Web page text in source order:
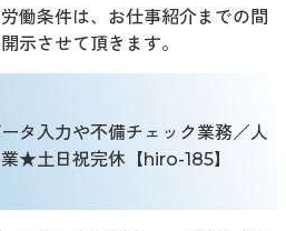
働条件は、お仕事紹介までの間
示させて頂きます。
ータ入力や不備チェック業務／人
★土日祝完休【hiro-185】